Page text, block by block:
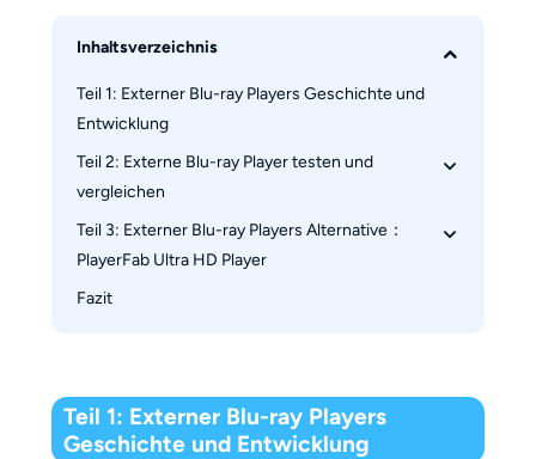
Inhaltsverzeichnis
Teil 1: Externer Blu-ray Players Geschichte und
Entwicklung
Teil 2: Externe Blu-ray Player testen und
vergleichen
2.1 MD-8107-U3YC-UHDB-S
2.2 MD-8107-U3YC-BDRW-K
2.3 Panasonic DP-UB820EB
Teil 3: Externer Blu-ray Players Alternative：
PlayerFab Ultra HD Player
3.1 Features von PlayerFab Ultra HD Player
Fazit
Teil 1: Externer Blu-ray Players
Geschichte und Entwicklung